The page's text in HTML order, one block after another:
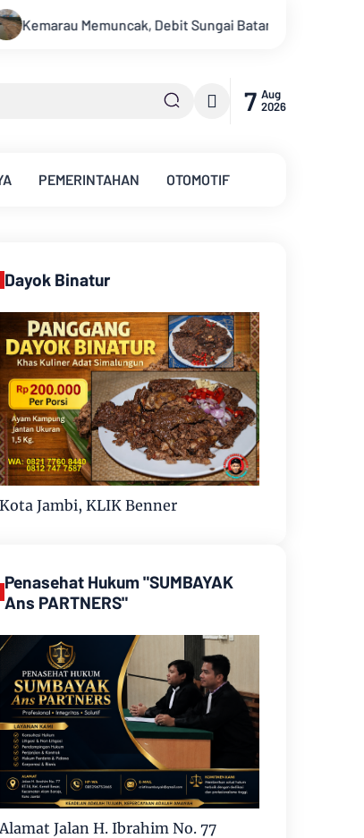
Batanghari Terus Menyusut, Jambi Hadapi Ancaman
7 Aug
2026
PEMERINTAHAN OTOMOTIF
Dayok Binatur
Kota Jambi, KLIK Benner
Penasehat Hukum "SUMBAYAK
Ans PARTNERS"
Alamat Jalan H. Ibrahim No. 77